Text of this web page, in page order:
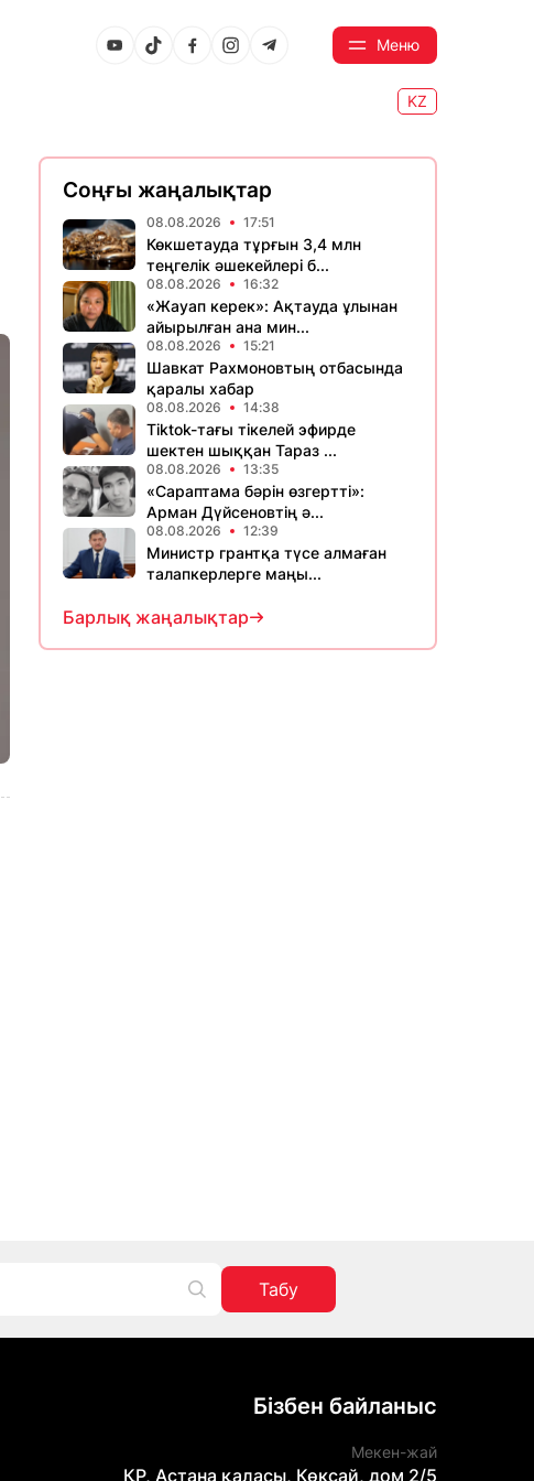
Меню
KZ
Соңғы жаңалықтар
08.08.2026 17:51
Көкшетауда тұрғын 3,4 млн
теңгелік әшекейлері б...
08.08.2026 16:32
«Жауап керек»: Ақтауда ұлынан
айырылған ана мин...
08.08.2026 15:21
Шавкат Рахмоновтың отбасында
қаралы хабар
08.08.2026 14:38
Tiktok-тағы тікелей эфирде
шектен шыққан Тараз ...
08.08.2026 13:35
«Сараптама бәрін өзгертті»:
Арман Дүйсеновтің ә...
08.08.2026 12:39
Министр грантқа түсе алмаған
талапкерлерге маңы...
Барлық жаңалықтар
Табу
Бізбен байланыс
Мекен-жай
ҚР, Астана қаласы, Көксай, дом 2/5